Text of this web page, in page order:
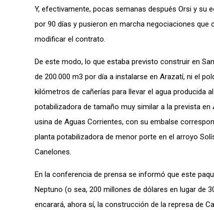
Y, efectivamente, pocas semanas después Orsi y
por 90 días y pusieron en marcha negociaciones
modificar el contrato.
De este modo, lo que estaba previsto construir en
de 200.000 m3 por día a instalarse en Arazatí, ni el
kilómetros de cañerías para llevar el agua producida
potabilizadora de tamaño muy similar a la prevista
usina de Aguas Corrientes, con su embalse
planta potabilizadora de menor porte en el arroyo
Canelones.
En la conferencia de prensa se informó que este
Neptuno (o sea, 200 millones de dólares en lugar de
encarará, ahora sí, la construcción de la represa de